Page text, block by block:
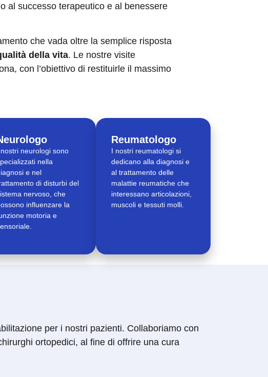
al successo terapeutico e al benessere
che vada oltre la semplice risposta
della vita. Le nostre visite
con l’obiettivo di restituirle il massimo
neurologi sono
nella
e nel
di disturbi del
nervoso, che
influenzare la
motoria e
Reumatologo
I nostri reumatologi si
dedicano alla diagnosi e
al trattamento delle
malattie reumatiche che
interessano articolazioni,
muscoli e tessuti molli.
per i nostri pazienti. Collaboriamo con
ortopedici, al fine di offrire una cura